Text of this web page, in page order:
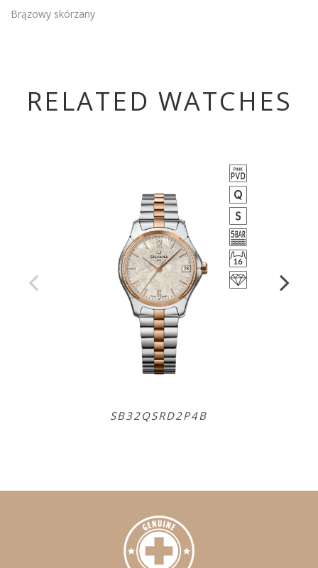
Brązowy skórzany
RELATED WATCHES
SB32QSRD2P4B